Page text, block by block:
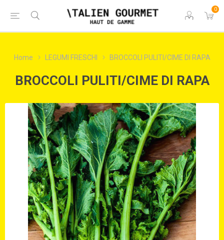
0
Home LEGUMI FRESCHI BROCCOLI PULITI/CIME DI RAPA
BROCCOLI PULITI/CIME DI RAPA